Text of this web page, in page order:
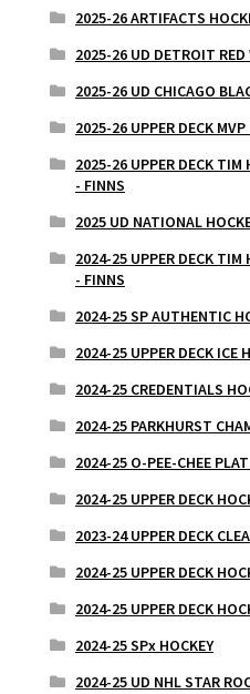
2025-26 ARTIFACTS
2025-26 UD DETROIT
2025-26 UD CHICAGO
2025-26 UPPER DECK MVP
2025-26 UPPER DECK TIM
- FINNS
2025 UD NATIONAL
2024-25 UPPER DECK TIM
- FINNS
2024-25 SP AUTHENTIC
2024-25 UPPER DECK ICE
2024-25 CREDENTIALS
2024-25 PARKHURST
2024-25 O-PEE-CHEE
2024-25 UPPER DECK
2023-24 UPPER DECK
2024-25 UPPER DECK
2024-25 UPPER DECK
2024-25 SPx HOCKEY
2024-25 UD NHL STAR